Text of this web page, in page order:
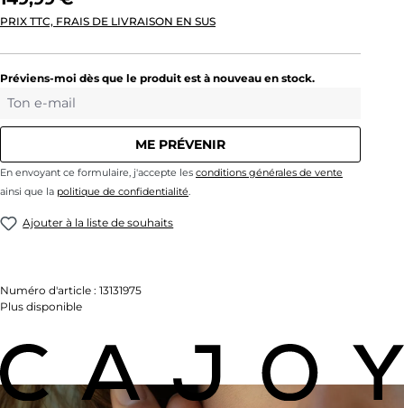
PRIX TTC, FRAIS DE LIVRAISON EN SUS
Préviens-moi dès que le produit est à nouveau en stock.
Ton e-mail
ME PRÉVENIR
En envoyant ce formulaire, j'accepte les conditions générales de vente
ainsi que la politique de confidentialité.
Ajouter à la liste de souhaits
Numéro d'article : 13131975
Plus disponible